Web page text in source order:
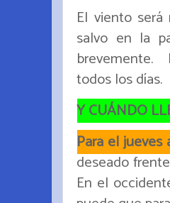
El viento
salvo en la
brevemente.
todos los días.
Y CUÁNDO
Para el jueves
deseado
En el